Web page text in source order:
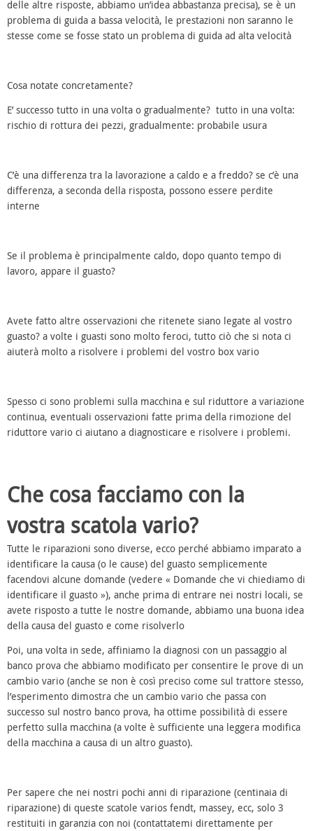
delle altre risposte, abbiamo un’idea abbastanza precisa), se è un
problema di guida a bassa velocità, le prestazioni non saranno le
stesse come se fosse stato un problema di guida ad alta velocità
Cosa notate concretamente?
E’ successo tutto in una volta o gradualmente? tutto in una volta:
rischio di rottura dei pezzi, gradualmente: probabile usura
C’è una differenza tra la lavorazione a caldo e a freddo? se c’è una
differenza, a seconda della risposta, possono essere perdite
interne
Se il problema è principalmente caldo, dopo quanto tempo di
lavoro, appare il guasto?
Avete fatto altre osservazioni che ritenete siano legate al vostro
guasto? a volte i guasti sono molto feroci, tutto ciò che si nota ci
aiuterà molto a risolvere i problemi del vostro box vario
Spesso ci sono problemi sulla macchina e sul riduttore a variazione
continua, eventuali osservazioni fatte prima della rimozione del
riduttore vario ci aiutano a diagnosticare e risolvere i problemi.
Che cosa facciamo con la
vostra scatola vario?
Tutte le riparazioni sono diverse, ecco perché abbiamo imparato a
identificare la causa (o le cause) del guasto semplicemente
facendovi alcune domande (vedere « Domande che vi chiediamo di
identificare il guasto »), anche prima di entrare nei nostri locali, se
avete risposto a tutte le nostre domande, abbiamo una buona idea
della causa del guasto e come risolverlo
Poi, una volta in sede, affiniamo la diagnosi con un passaggio al
banco prova che abbiamo modificato per consentire le prove di un
cambio vario (anche se non è così preciso come sul trattore stesso,
l’esperimento dimostra che un cambio vario che passa con
successo sul nostro banco prova, ha ottime possibilità di essere
perfetto sulla macchina (a volte è sufficiente una leggera modifica
della macchina a causa di un altro guasto).
Per sapere che nei nostri pochi anni di riparazione (centinaia di
riparazione) di queste scatole varios fendt, massey, ecc, solo 3
restituiti in garanzia con noi (contattatemi direttamente per